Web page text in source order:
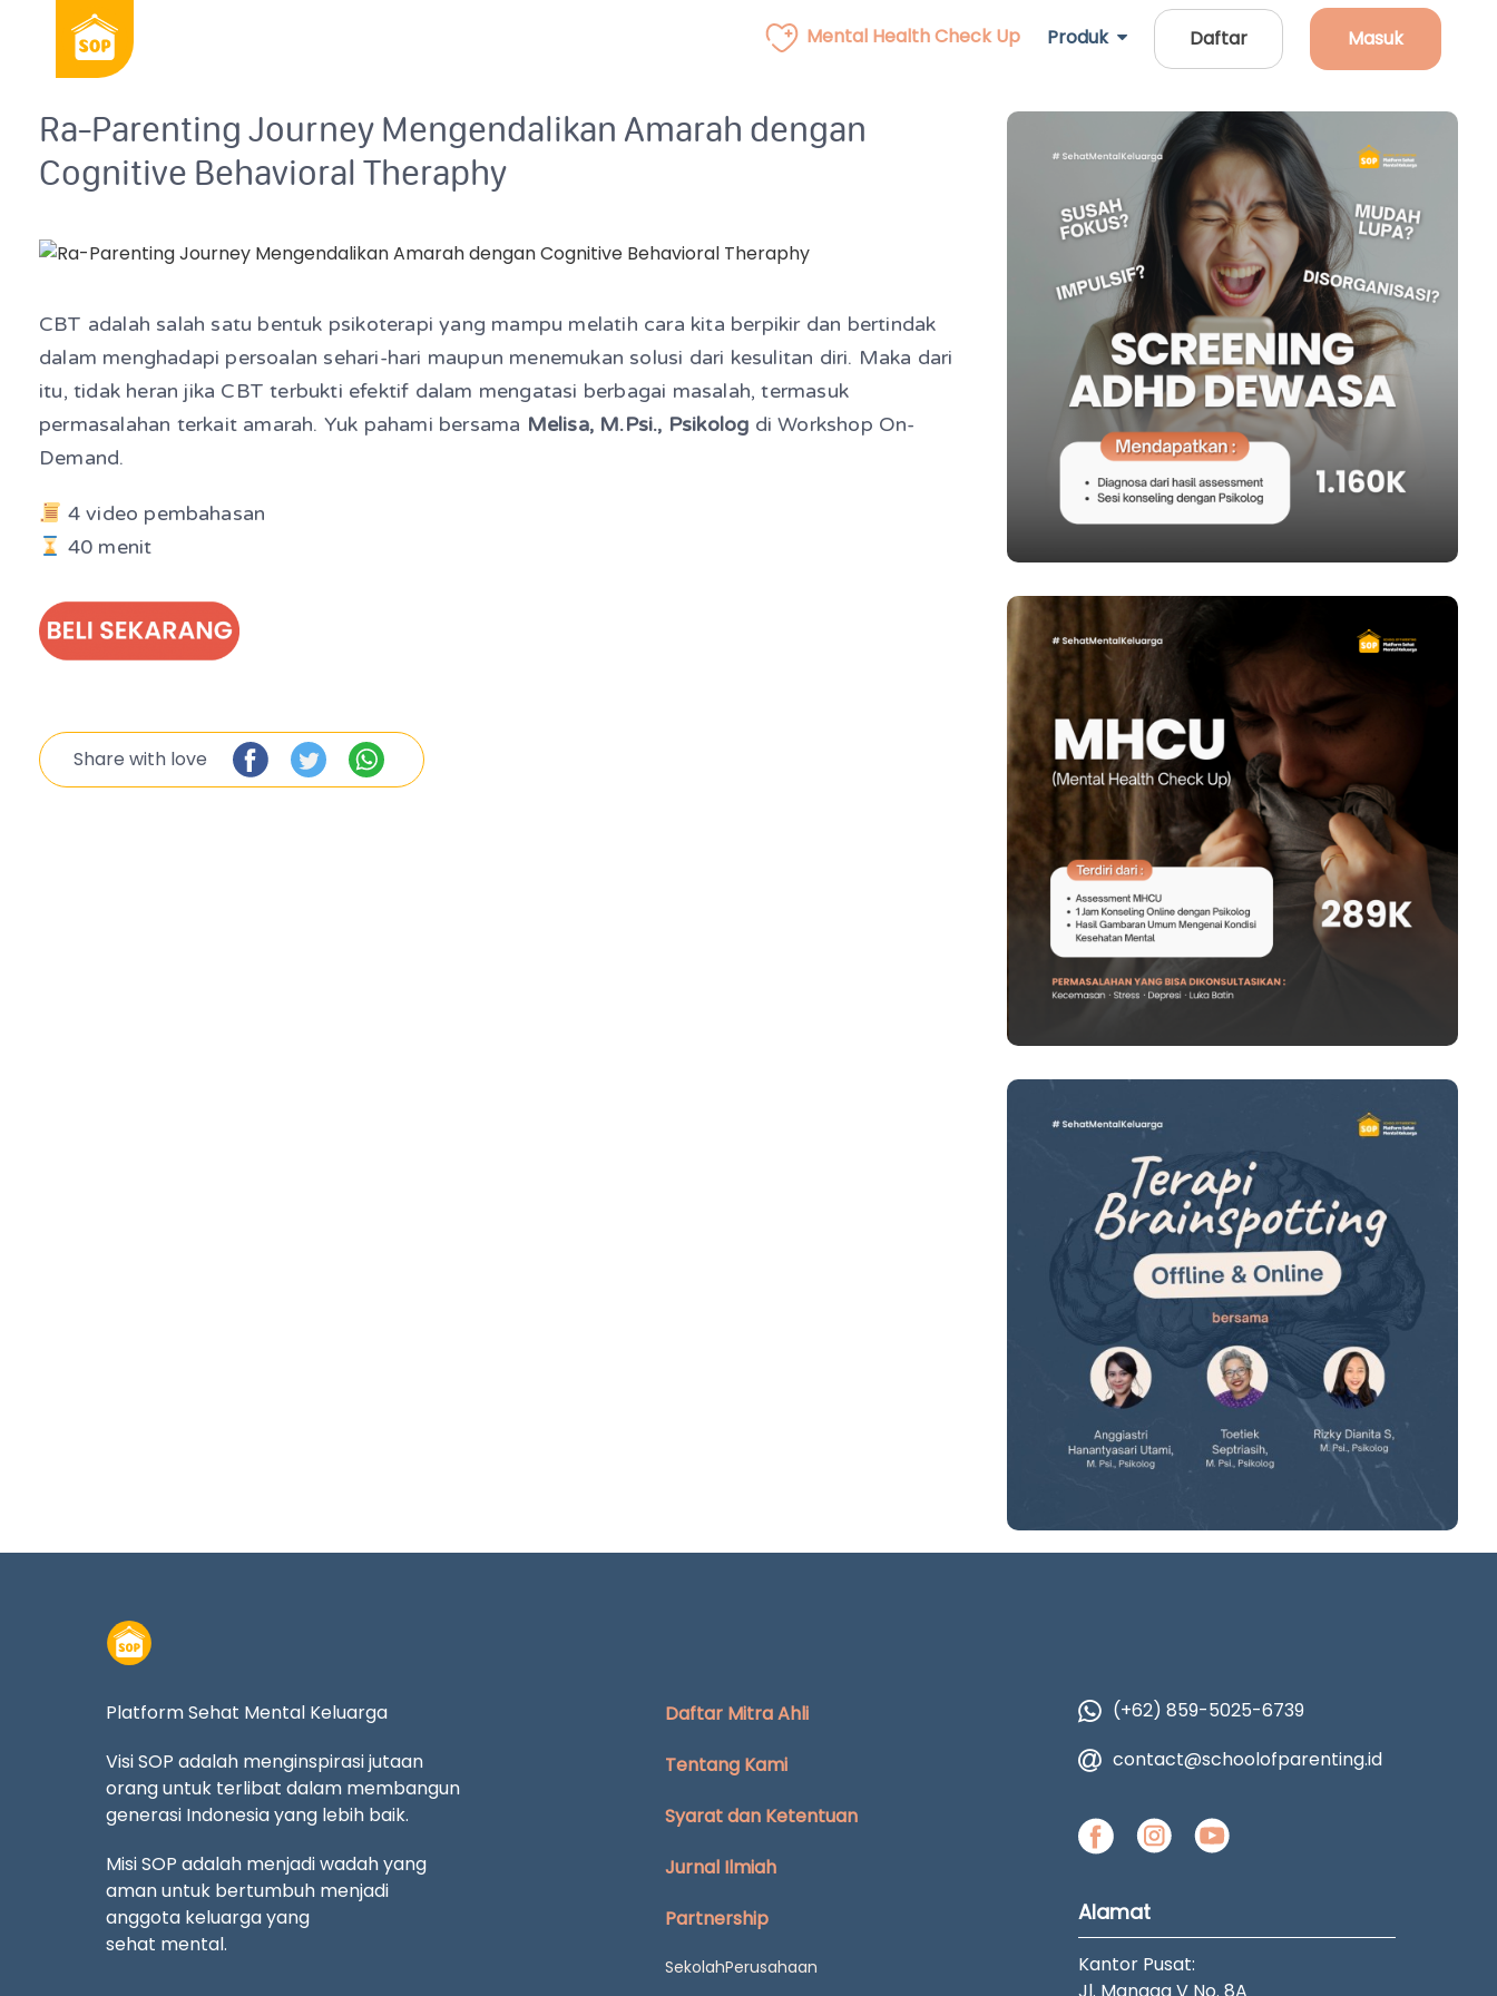
Mental Health Check Up Produk Daftar Masuk
Ra-Parenting Journey Mengendalikan Amarah dengan
Cognitive Behavioral Theraphy
CBT adalah salah satu bentuk psikoterapi yang mampu melatih cara kita berpikir dan bertindak
dalam menghadapi persoalan sehari-hari maupun menemukan solusi dari kesulitan diri. Maka dari
itu, tidak heran jika CBT terbukti efektif dalam mengatasi berbagai masalah, termasuk
permasalahan terkait amarah. Yuk pahami bersama Melisa, M.Psi., Psikolog di Workshop On-
Demand.
4 video pembahasan
40 menit
Share with love
Platform Sehat Mental Keluarga
Visi SOP adalah menginspirasi jutaan
orang untuk terlibat dalam membangun
generasi Indonesia yang lebih baik.
Misi SOP adalah menjadi wadah yang
aman untuk bertumbuh menjadi
anggota keluarga yang
sehat mental.
Daftar Mitra Ahli
Tentang Kami
Syarat dan Ketentuan
Jurnal Ilmiah
Partnership
SekolahPerusahaan
(+62) 859-5025-6739
contact@schoolofparenting.id
Alamat
Kantor Pusat: